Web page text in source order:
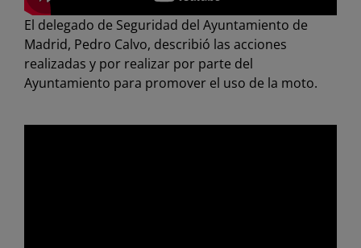
El delegado de Seguridad del Ayuntamiento de
Madrid, Pedro Calvo, describió las acciones
realizadas y por realizar por parte del
Ayuntamiento para promover el uso de la moto.